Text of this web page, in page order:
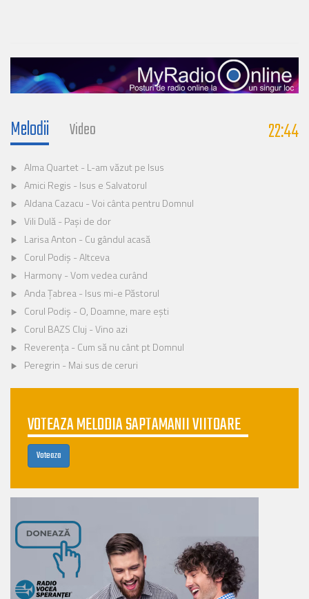
Melodii Video 22:44
Alma Quartet - L-am văzut pe Isus
Amici Regis - Isus e Salvatorul
Aldana Cazacu - Voi cânta pentru Domnul
Vili Dulă - Pași de dor
Larisa Anton - Cu gândul acasă
Corul Podiș - Altceva
Harmony - Vom vedea curând
Anda Țabrea - Isus mi-e Păstorul
Corul Podiș - O, Doamne, mare ești
Corul BAZS Cluj - Vino azi
Reverența - Cum să nu cânt pt Domnul
Peregrin - Mai sus de ceruri
VOTEAZA MELODIA SAPTAMANII VIITOARE
Voteaza